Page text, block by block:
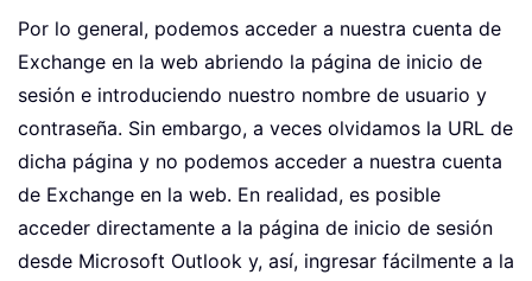
Por lo general, podemos acceder a nuestra cuenta de
Exchange en la web abriendo la página de inicio de
sesión e introduciendo nuestro nombre de usuario y
contraseña. Sin embargo, a veces olvidamos la URL de
dicha página y no podemos acceder a nuestra cuenta
de Exchange en la web. En realidad, es posible
acceder directamente a la página de inicio de sesión
desde Microsoft Outlook y, así, ingresar fácilmente a la